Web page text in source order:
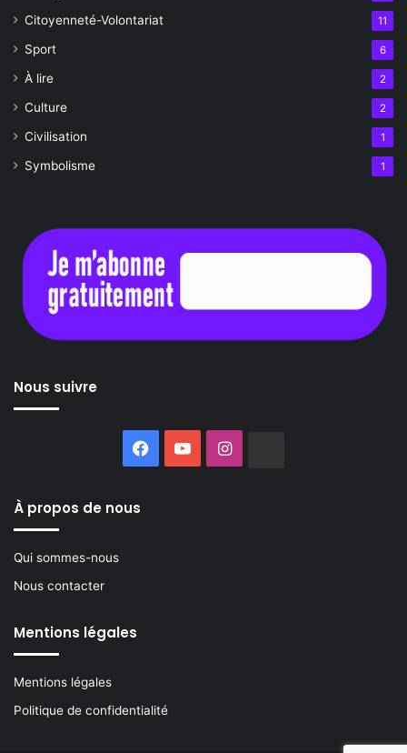
Citoyenneté-Volontariat 11
Sport 6
À lire 2
Culture 2
Civilisation 1
Symbolisme 1
Nous suivre
Facebook
YouTubeInstagram
À propos de nous
Qui sommes-nous
Nous contacter
Mentions légales
Mentions légales
Politique de confidentialité